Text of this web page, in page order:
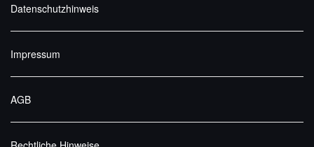
Datenschutzhinweis
Impressum
AGB